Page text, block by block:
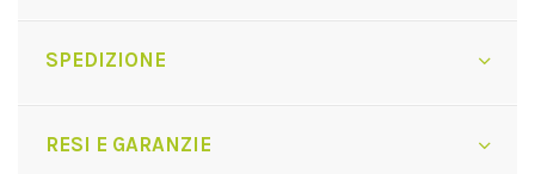
SPEDIZIONE
RESI E GARANZIE